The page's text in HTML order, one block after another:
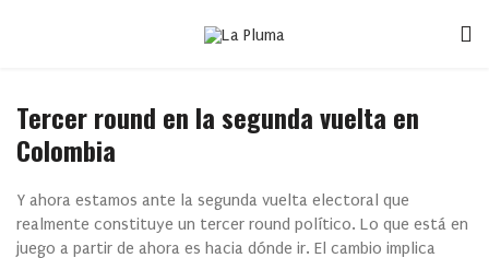
Tercer round en la segunda vuelta en
Colombia
Y ahora estamos ante la segunda vuelta electoral que
realmente constituye un tercer round político. Lo que está en
juego a partir de ahora es hacia dónde ir. El cambio implica